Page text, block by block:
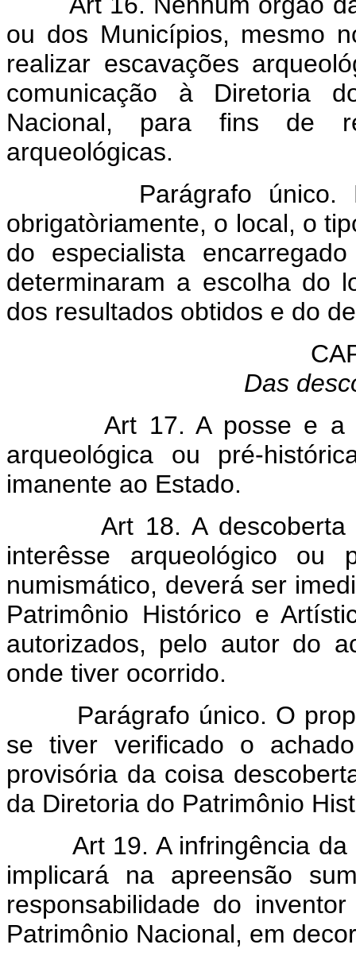
ou dos Municípios, mesmo
realizar escavações
comunicação à Diretoria
Nacional, para fins de
arqueológicas.
Parágrafo único.
obrigatòriamente, o local, o
do especialista
determinaram a escolha do
dos resultados obtidos e do
Das
Art 17. A posse e a
arqueológica ou pré-
imanente ao Estado.
Art 18. A
interêsse arqueológico ou
numismático, deverá ser
Patrimônio Histórico e
autorizados, pelo autor do
onde tiver ocorrido.
Parágrafo único. O
se tiver verificado o
provisória da coisa
da Diretoria do Patrimônio
Art 19. A infringência
implicará na apreensão
responsabilidade do
Patrimônio Nacional, em